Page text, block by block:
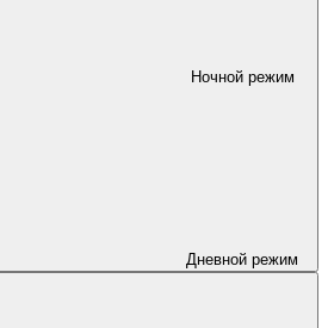
Ночной режим
Дневной режим